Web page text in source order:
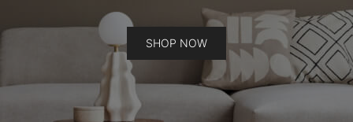
SHOP NOW